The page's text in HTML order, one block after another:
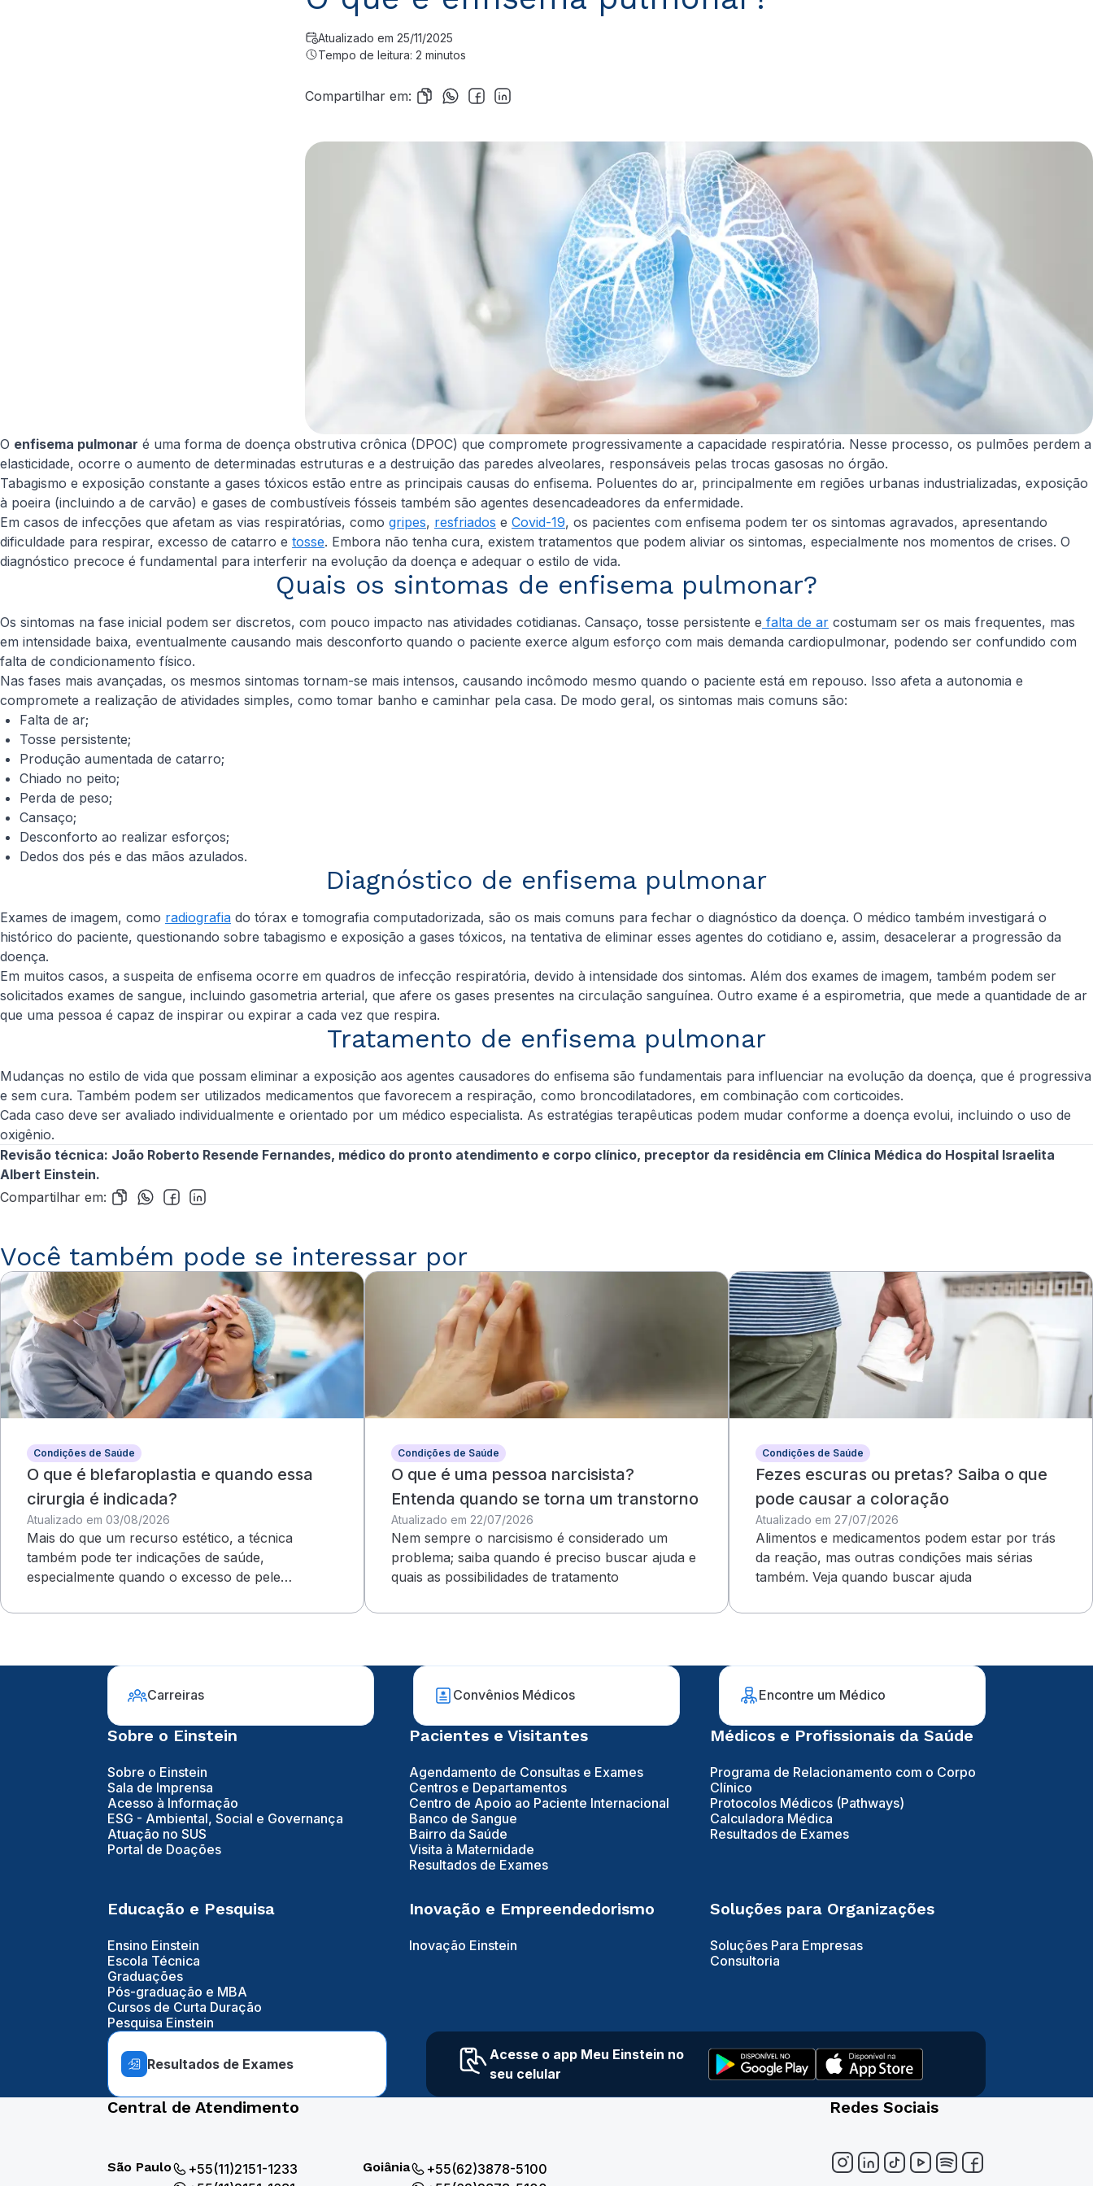
Atualizado em 25/11/2025
Tempo de leitura: 2 minutos
Compartilhar em:
O enfisema pulmonar é uma forma de doença obstrutiva crônica (DPOC) que compromete progressivamente a capacidade respiratória. Nesse processo, os pulmões perdem a
elasticidade, ocorre o aumento de determinadas estruturas e a destruição das paredes alveolares, responsáveis pelas trocas gasosas no órgão.
Tabagismo e exposição constante a gases tóxicos estão entre as principais causas do enfisema. Poluentes do ar, principalmente em regiões urbanas industrializadas, exposição
à poeira (incluindo a de carvão) e gases de combustíveis fósseis também são agentes desencadeadores da enfermidade.
Em casos de infecções que afetam as vias respiratórias, como gripes, resfriados e Covid-19, os pacientes com enfisema podem ter os sintomas agravados, apresentando
dificuldade para respirar, excesso de catarro e tosse. Embora não tenha cura, existem tratamentos que podem aliviar os sintomas, especialmente nos momentos de crises. O
diagnóstico precoce é fundamental para interferir na evolução da doença e adequar o estilo de vida.
Quais os sintomas de enfisema pulmonar?
Os sintomas na fase inicial podem ser discretos, com pouco impacto nas atividades cotidianas. Cansaço, tosse persistente e falta de ar costumam ser os mais frequentes, mas
em intensidade baixa, eventualmente causando mais desconforto quando o paciente exerce algum esforço com mais demanda cardiopulmonar, podendo ser confundido com
falta de condicionamento físico.
Nas fases mais avançadas, os mesmos sintomas tornam-se mais intensos, causando incômodo mesmo quando o paciente está em repouso. Isso afeta a autonomia e
compromete a realização de atividades simples, como tomar banho e caminhar pela casa. De modo geral, os sintomas mais comuns são:
Falta de ar;
Tosse persistente;
Produção aumentada de catarro;
Chiado no peito;
Perda de peso;
Cansaço;
Desconforto ao realizar esforços;
Dedos dos pés e das mãos azulados.
Diagnóstico de enfisema pulmonar
Exames de imagem, como radiografia do tórax e tomografia computadorizada, são os mais comuns para fechar o diagnóstico da doença. O médico também investigará o
histórico do paciente, questionando sobre tabagismo e exposição a gases tóxicos, na tentativa de eliminar esses agentes do cotidiano e, assim, desacelerar a progressão da
doença.
Em muitos casos, a suspeita de enfisema ocorre em quadros de infecção respiratória, devido à intensidade dos sintomas. Além dos exames de imagem, também podem ser
solicitados exames de sangue, incluindo gasometria arterial, que afere os gases presentes na circulação sanguínea. Outro exame é a espirometria, que mede a quantidade de ar
que uma pessoa é capaz de inspirar ou expirar a cada vez que respira.
Tratamento de enfisema pulmonar
Mudanças no estilo de vida que possam eliminar a exposição aos agentes causadores do enfisema são fundamentais para influenciar na evolução da doença, que é progressiva
e sem cura. Também podem ser utilizados medicamentos que favorecem a respiração, como broncodilatadores, em combinação com corticoides.
Cada caso deve ser avaliado individualmente e orientado por um médico especialista. As estratégias terapêuticas podem mudar conforme a doença evolui, incluindo o uso de
oxigênio.
Revisão técnica: João Roberto Resende Fernandes, médico do pronto atendimento e corpo clínico, preceptor da residência em Clínica Médica do Hospital Israelita
Albert Einstein.
Compartilhar em:
Você também pode se interessar por
Condições de Saúde
O que é blefaroplastia e quando essa
cirurgia é indicada?
Atualizado em 03/08/2026
Mais do que um recurso estético, a técnica
também pode ter indicações de saúde,
especialmente quando o excesso de pele
Condições de Saúde
O que é uma pessoa narcisista?
Entenda quando se torna um transtorno
Atualizado em 22/07/2026
Nem sempre o narcisismo é considerado um
problema; saiba quando é preciso buscar ajuda e
quais as possibilidades de tratamento
Condições de Saúde
Fezes escuras ou pretas? Saiba o que
pode causar a coloração
Atualizado em 27/07/2026
Alimentos e medicamentos podem estar por trás
da reação, mas outras condições mais sérias
também. Veja quando buscar ajuda
Carreiras Convênios Médicos Encontre um Médico
Sobre o Einstein
Sobre o Einstein
Sala de Imprensa
Acesso à Informação
ESG - Ambiental, Social e Governança
Atuação no SUS
Portal de Doações
Pacientes e Visitantes
Agendamento de Consultas e Exames
Centros e Departamentos
Centro de Apoio ao Paciente Internacional
Banco de Sangue
Bairro da Saúde
Visita à Maternidade
Resultados de Exames
Médicos e Profissionais da Saúde
Programa de Relacionamento com o Corpo
Clínico
Protocolos Médicos (Pathways)
Calculadora Médica
Resultados de Exames
Educação e Pesquisa
Ensino Einstein
Escola Técnica
Graduações
Pós-graduação e MBA
Cursos de Curta Duração
Pesquisa Einstein
Inovação e Empreendedorismo
Inovação Einstein
Soluções para Organizações
Soluções Para Empresas
Consultoria
Resultados de Exames
Acesse o app Meu Einstein no
seu celular
Central de Atendimento
São Paulo
+55(11)2151-1233
Goiânia
+55(62)3878-5100
Redes Sociais